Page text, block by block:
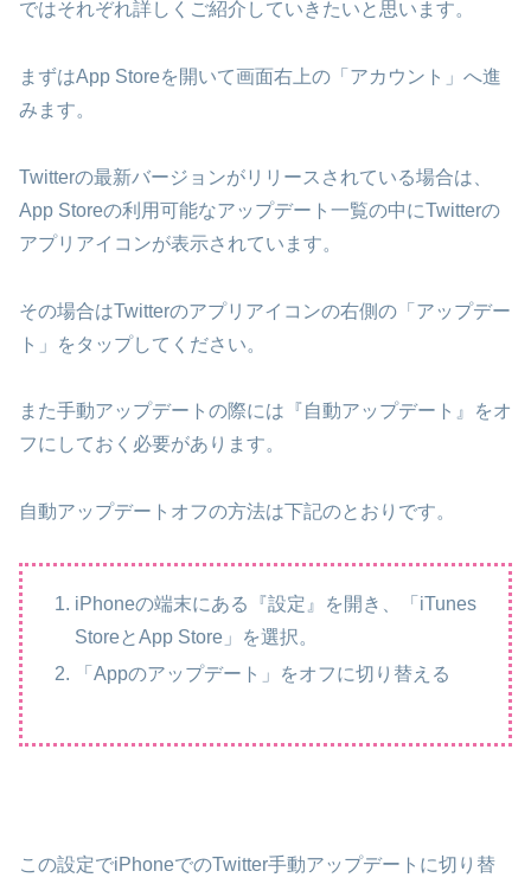
ではそれぞれ詳しくご紹介していきたいと思います。
まずはApp Storeを開いて画面右上の「アカウント」へ進
みます。
Twitterの最新バージョンがリリースされている場合は、
App Storeの利用可能なアップデート一覧の中にTwitterの
アプリアイコンが表示されています。
その場合はTwitterのアプリアイコンの右側の「アップデー
ト」をタップしてください。
また手動アップデートの際には『自動アップデート』をオ
フにしておく必要があります。
自動アップデートオフの方法は下記のとおりです。
iPhoneの端末にある『設定』を開き、「iTunes
StoreとApp Store」を選択。
「Appのアップデート」をオフに切り替える
この設定でiPhoneでのTwitter手動アップデートに切り替